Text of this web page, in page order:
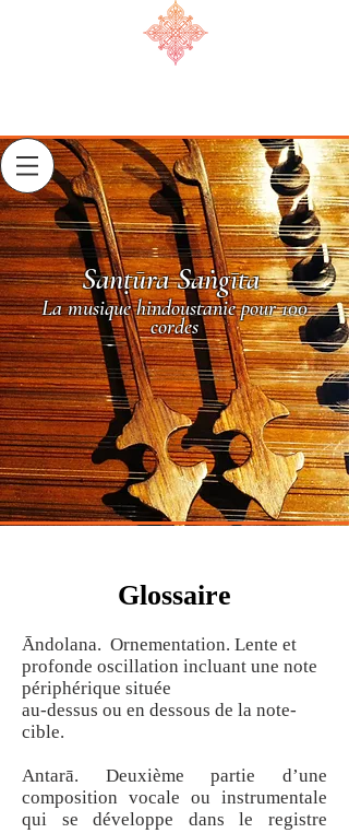
Sanṭūra Saṅgīta
La musique hindoustanie pour 100
cordes
Glossaire
Āndolana. Ornementation. Lente et
profonde oscillation incluant une note
périphérique située
au-dessus ou en dessous de la note-
cible.
Antarā. Deuxième partie d’une
composition vocale ou instrumentale
qui se développe dans le registre